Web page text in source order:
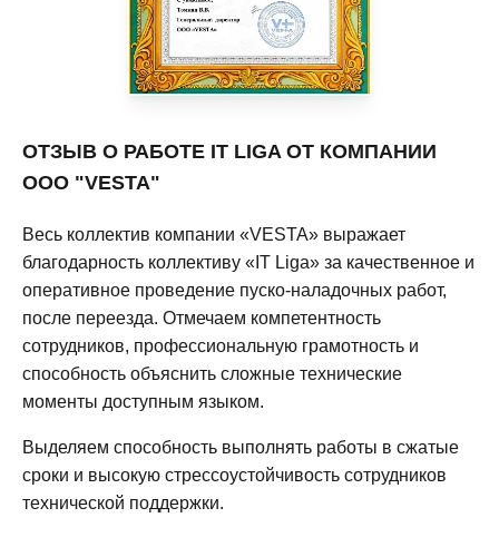
ОТЗЫВ О РАБОТЕ IT LIGA ОТ КОМПАНИИ
ООО "VESTA"
Весь коллектив компании «VESTA» выражает
благодарность коллективу «IT Liga» за качественное и
оперативное проведение пуско-наладочных работ,
после переезда. Отмечаем компетентность
сотрудников, профессиональную грамотность и
способность объяснить сложные технические
моменты доступным языком.
Выделяем способность выполнять работы в сжатые
сроки и высокую стрессоустойчивость сотрудников
технической поддержки.